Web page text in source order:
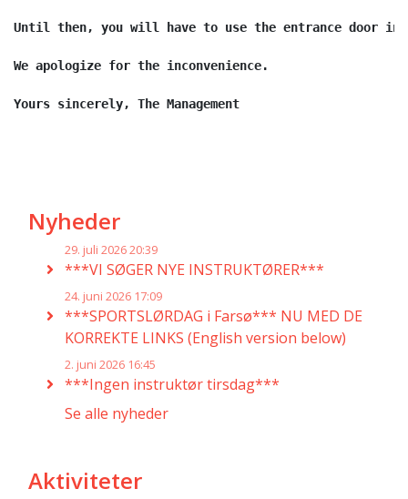
Until then, you will have to use the entrance door in
We apologize for the inconvenience.
Yours sincerely, The Management
Nyheder
29. juli 2026 20:39
***VI SØGER NYE INSTRUKTØRER***
24. juni 2026 17:09
***SPORTSLØRDAG i Farsø*** NU MED DE
KORREKTE LINKS (English version below)
2. juni 2026 16:45
***Ingen instruktør tirsdag***
Se alle nyheder
Aktiviteter